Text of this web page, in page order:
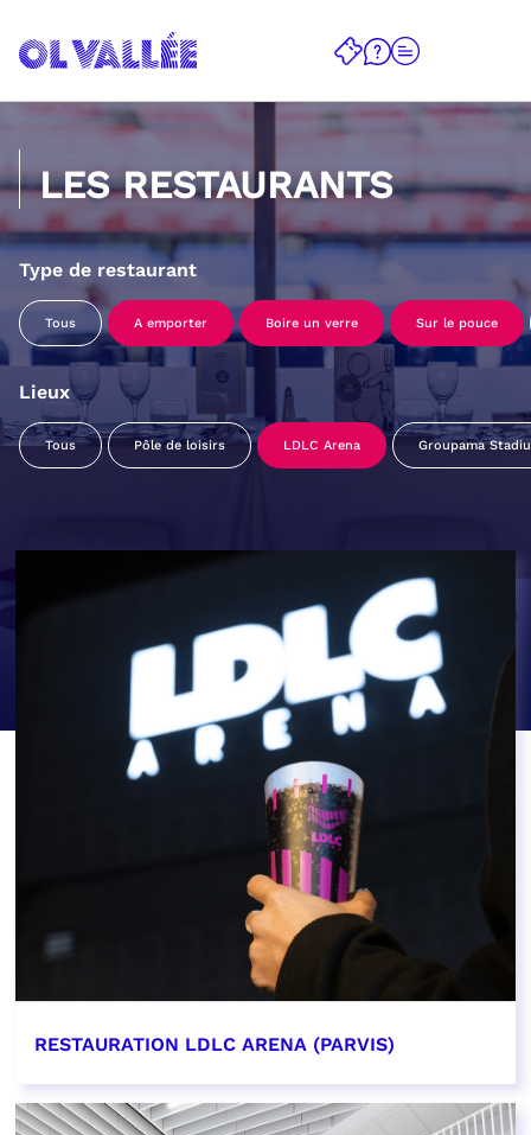
LES RESTAURANTS
Type de restaurant
Tous A emporter Boire un verre Sur le pouce
Lieux
Tous Pôle de loisirs LDLC Arena Groupama
RESTAURATION LDLC ARENA (PARVIS)
EN SAVOIR PLUS